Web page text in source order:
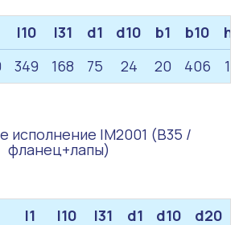
l10 l31 d1 d10 b1 b10
h1
349 168 75 24 20 406 12
исполнение IM2001 (B35 /
фланец+лапы)
l1 l10 l31 d1 d10 d20